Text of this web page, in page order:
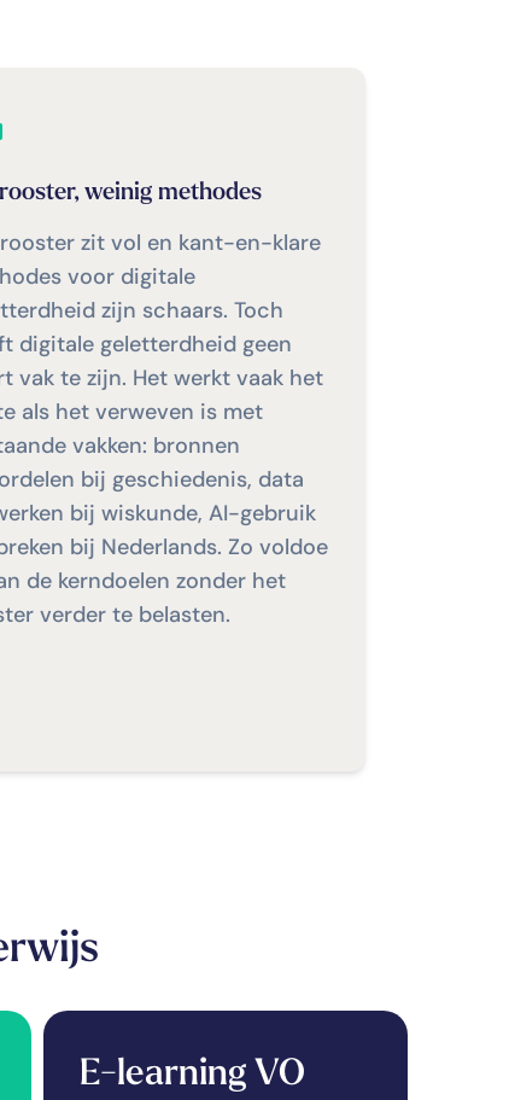
weinig methodes
zit vol en kant-en-klare
voor digitale
zijn schaars. Toch
digitale geletterdheid geen
vak te zijn. Het werkt vaak het
als het verweven is met
vakken: bronnen
bij geschiedenis, data
bij wiskunde, AI-gebruik
bij Nederlands. Zo voldoe
de kerndoelen zonder het
verder te belasten.
E-learning VO